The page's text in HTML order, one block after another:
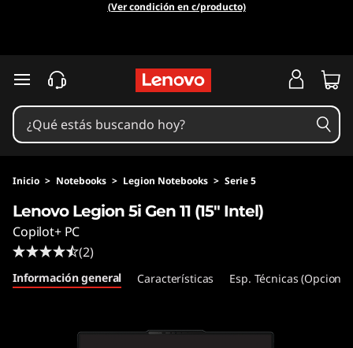
(Ver condición en c/producto)
Ir al contenido principal
Inicio > Notebooks > Legion Notebooks > Serie 5
Lenovo Legion 5i Gen 11 (15" Intel)
Copilot+ PC
(2)
Información general Características Esp. Técnicas